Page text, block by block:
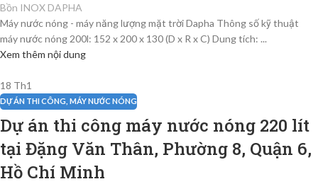
Bồn INOX DAPHA
Máy nước nóng - máy năng lượng mặt trời Dapha Thông số kỹ thuật
máy nước nóng 200l: 152 x 200 x 130 (D x R x C) Dung tích: ...
Xem thêm nội dung
18 Th1
DỰ ÁN THI CÔNG MÁY NƯỚC NÓNG
Dự án thi công máy nước nóng 220 lít
tại Đặng Văn Thân, Phường 8, Quận 6,
Hồ Chí Minh